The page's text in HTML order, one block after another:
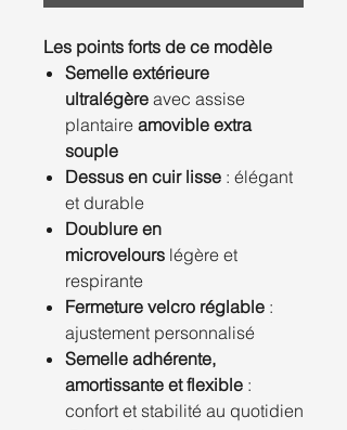
Les points forts de ce modèle
Semelle extérieure
ultralégère avec assise
plantaire amovible extra
souple
Dessus en cuir lisse : élégant
et durable
Doublure en
microvelours légère et
respirante
Fermeture velcro réglable :
ajustement personnalisé
Semelle adhérente,
amortissante et flexible :
confort et stabilité au quotidien